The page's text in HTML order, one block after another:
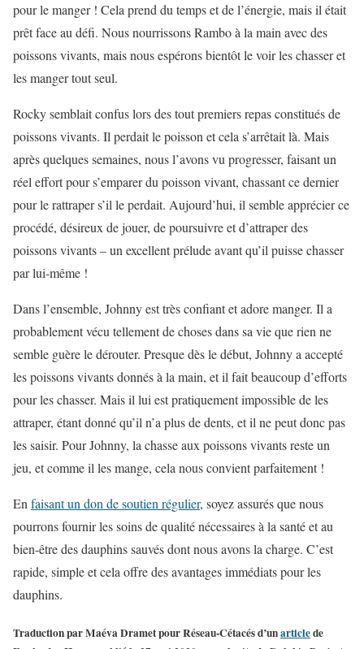
pour le manger ! Cela prend du temps et de l’énergie, mais il était
prêt face au défi. Nous nourrissons Rambo à la main avec des
poissons vivants, mais nous espérons bientôt le voir les chasser et
les manger tout seul.
Rocky semblait confus lors des tout premiers repas constitués de
poissons vivants. Il perdait le poisson et cela s’arrêtait là. Mais
après quelques semaines, nous l’avons vu progresser, faisant un
réel effort pour s’emparer du poisson vivant, chassant ce dernier
pour le rattraper s’il le perdait. Aujourd’hui, il semble apprécier ce
procédé, désireux de jouer, de poursuivre et d’attraper des
poissons vivants – un excellent prélude avant qu’il puisse chasser
par lui-même !
Dans l’ensemble, Johnny est très confiant et adore manger. Il a
probablement vécu tellement de choses dans sa vie que rien ne
semble guère le dérouter. Presque dès le début, Johnny a accepté
les poissons vivants donnés à la main, et il fait beaucoup d’efforts
pour les chasser. Mais il lui est pratiquement impossible de les
attraper, étant donné qu’il n’a plus de dents, et il ne peut donc pas
les saisir. Pour Johnny, la chasse aux poissons vivants reste un
jeu, et comme il les mange, cela nous convient parfaitement !
Enfaisant un don de soutien régulier, soyez assurés que nous
pourrons fournir les soins de qualité nécessaires à la santé et au
bien-être des dauphins sauvés dont nous avons la charge. C’est
rapide, simple et cela offre des avantages immédiats pour les
dauphins.
Traduction par Maéva Dramet pour Réseau-Cétacés d’unarticlede